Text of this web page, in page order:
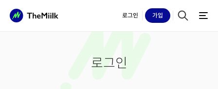
로그인 가입
로그인